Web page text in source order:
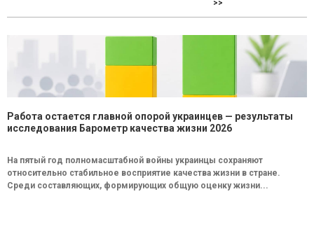
>>
Работа остается главной опорой украинцев — результаты
исследования Барометр качества жизни 2026
На пятый год полномасштабной войны украинцы сохраняют
относительно стабильное восприятие качества жизни в стране.
Среди составляющих, формирующих общую оценку жизни...